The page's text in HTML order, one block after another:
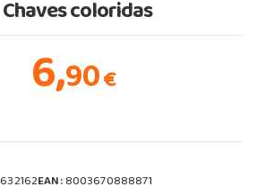
Chaves coloridas
6,90€